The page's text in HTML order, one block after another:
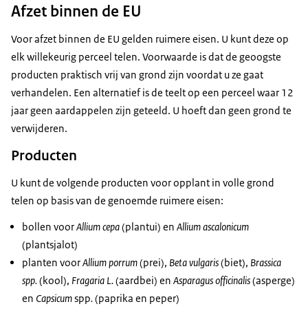
Afzet binnen de EU
Voor afzet binnen de EU gelden ruimere eisen. U kunt deze op
elk willekeurig perceel telen. Voorwaarde is dat de geoogste
producten praktisch vrij van grond zijn voordat u ze gaat
verhandelen. Een alternatief is de teelt op een perceel waar 12
jaar geen aardappelen zijn geteeld. U hoeft dan geen grond te
verwijderen.
Producten
U kunt de volgende producten voor opplant in volle grond
telen op basis van de genoemde ruimere eisen:
bollen voorAllium cepa(plantui) en Allium ascalonicum
(plantsjalot)
planten voorAllium porrum(prei), Beta vulgaris(biet), Brassica
spp.(kool), Fragaria L.(aardbei) en Asparagus officinalis(asperge)
en Capsicumspp.(paprika en peper)